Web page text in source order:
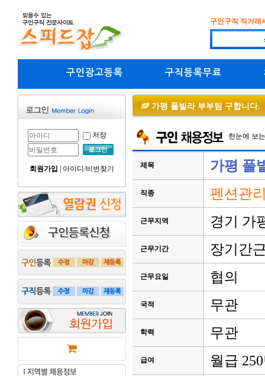
구인구직 직거래
구인광고등록 구직등록무료
저장
회원가입 아이디/비번찾기
가평 풀빌라 부부팀 구합니다.
한눈에 보
제목 가평 풀
직종 펜션관
근무지역 경기 가
근무기간 장기간
근무요일 협의
국적 무관
학력 무관
급여 월급